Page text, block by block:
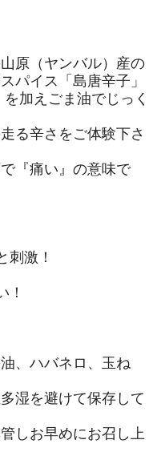
原（ヤンバル）産の
パイス「島唐辛子」
加えごま油でじっく
る辛さをご体験下さ
『痛い』の意味で
刺激！
！
、ハバネロ、玉ね
湿を避けて保存して
しお早めにお召し上